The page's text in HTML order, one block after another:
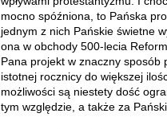
mocno spóźniona, to Pańska
jednym z nich Pańskie świetne
ona w obchody 500-lecia
Pana projekt w znaczny sposób
istotnej rocznicy do większej
możliwości są niestety dość
tym względzie, a także za Pański